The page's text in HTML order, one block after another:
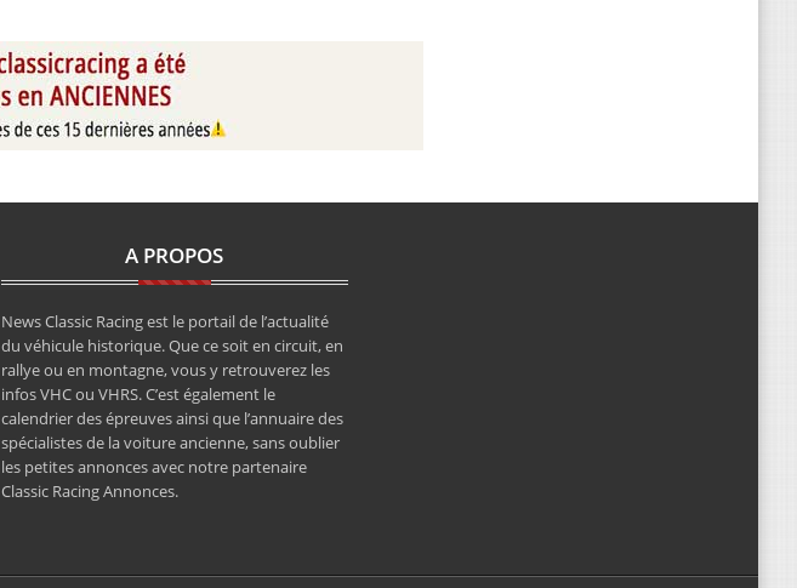
A PROPOS
News Classic Racing est le portail de l’actualité
du véhicule historique. Que ce soit en circuit, en
rallye ou en montagne, vous y retrouverez les
infos VHC ou VHRS. C’est également le
calendrier des épreuves ainsi que l’annuaire des
spécialistes de la voiture ancienne, sans oublier
les petites annonces avec notre partenaire
Classic Racing Annonces.